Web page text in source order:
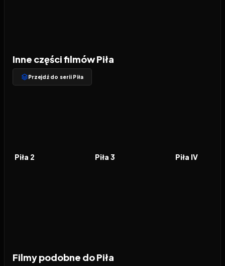
Inne części filmów Piła
Przejdź do serii Piła
FILM
Piła 2 FILM
Piła 3 FILM
Piła IV
Filmy podobne do Piła